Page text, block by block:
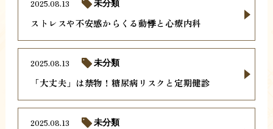
ストレスや不安感からくる動悸と心療内科
2025.08.13 未分類
「大丈夫」は禁物！糖尿病リスクと定期健診
2025.08.13 未分類
2025.08.13 未分類